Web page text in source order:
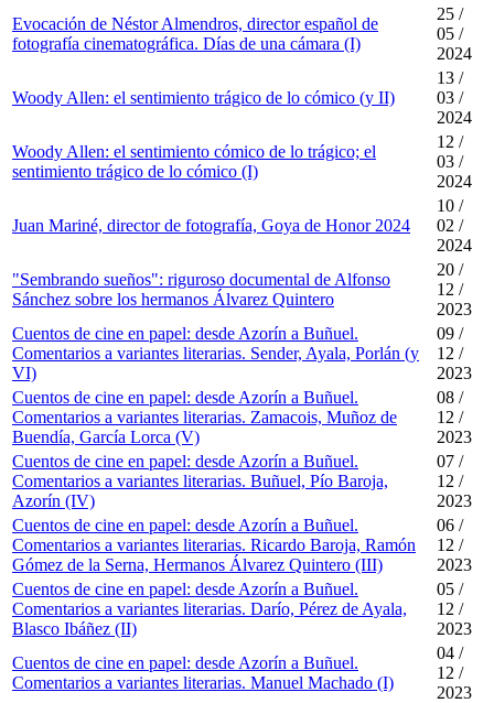
Evocación de Néstor Almendros, director español de
fotografía cinematográfica. Días de una cámara (I)
25 /
05 /
2024
Woody Allen: el sentimiento trágico de lo cómico (y II)
13 /
03 /
2024
Woody Allen: el sentimiento cómico de lo trágico; el
sentimiento trágico de lo cómico (I)
12 /
03 /
2024
Juan Mariné, director de fotografía, Goya de Honor 2024
10 /
02 /
2024
"Sembrando sueños": riguroso documental de Alfonso
Sánchez sobre los hermanos Álvarez Quintero
20 /
12 /
2023
Cuentos de cine en papel: desde Azorín a Buñuel.
Comentarios a variantes literarias. Sender, Ayala, Porlán (y
VI)
09 /
12 /
2023
Cuentos de cine en papel: desde Azorín a Buñuel.
Comentarios a variantes literarias. Zamacois, Muñoz de
Buendía, García Lorca (V)
08 /
12 /
2023
Cuentos de cine en papel: desde Azorín a Buñuel.
Comentarios a variantes literarias. Buñuel, Pío Baroja,
Azorín (IV)
07 /
12 /
2023
Cuentos de cine en papel: desde Azorín a Buñuel.
Comentarios a variantes literarias. Ricardo Baroja, Ramón
Gómez de la Serna, Hermanos Álvarez Quintero (III)
06 /
12 /
2023
Cuentos de cine en papel: desde Azorín a Buñuel.
Comentarios a variantes literarias. Darío, Pérez de Ayala,
Blasco Ibáñez (II)
05 /
12 /
2023
Cuentos de cine en papel: desde Azorín a Buñuel.
Comentarios a variantes literarias. Manuel Machado (I)
04 /
12 /
2023